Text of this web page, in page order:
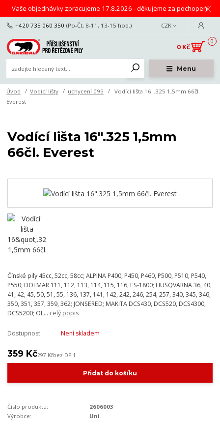
Vaše objednávky zpracujeme 17.8.2026 - děkujeme za pochopení
Menu
CZK
+420 735 060 350 (Po-Čt, 8-11, 13-15 hod.)
0
0 Kč
Úvod Vodící lišty uchycení 095
Vodící lišta 16".325 1,5mm 66čl.
Everest
Vodící lišta 16".325 1,5mm
66čl. Everest
Čínské pily 45cc, 52cc, 58cc; ALPINA P400, P450, P460, P500, P510, P540,
P550; DOLMAR 111, 112, 113, 114, 115, 116, ES-1800; HUSQVARNA 36, 40,
41, 42, 45, 50, 51, 55, 136, 137, 141, 142, 242, 246, 254, 257, 340, 345, 346,
350, 351, 357, 359, 362; JONSERED; MAKITA DCS430, DCS520, DCS4300,
DCS5200; OL... celý popis
Dostupnost Není skladem
359 Kč297 Kčbez DPH
Přidat do košíku
Číslo produktu:
2606003
Výrobce:
Uni